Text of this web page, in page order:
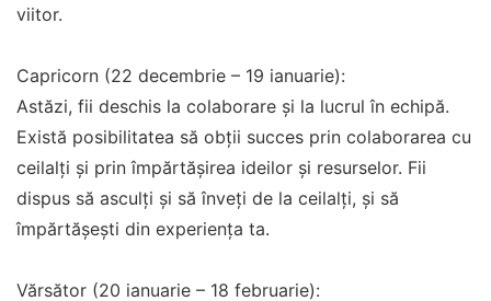
viitor.
Capricorn (22 decembrie – 19 ianuarie):
Astăzi, fii deschis la colaborare și la lucrul în echipă.
Există posibilitatea să obții succes prin colaborarea cu
ceilalți și prin împărtășirea ideilor și resurselor. Fii
dispus să asculți și să înveți de la ceilalți, și să
împărtășești din experiența ta.
Vărsător (20 ianuarie – 18 februarie):